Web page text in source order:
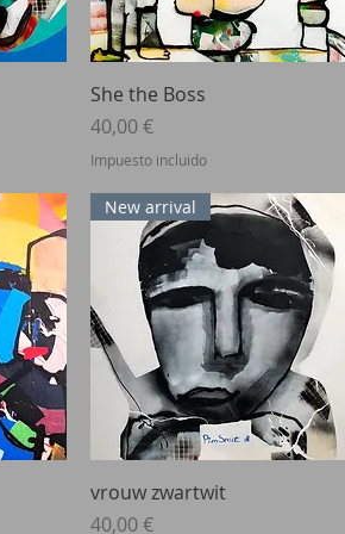
Vista rápida
She the Boss
Precio
40,00 €
Impuesto incluido
Vista rápida
New arrival
vrouw zwartwit
Precio
40,00 €